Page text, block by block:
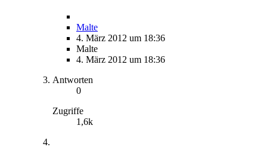
Malte
4. März 2012 um 18:36
Malte
4. März 2012 um 18:36
Antworten
0
Zugriffe
1,6k